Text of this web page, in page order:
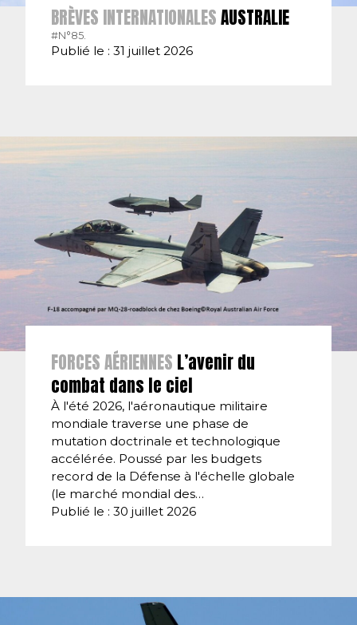
BRÈVES INTERNATIONALESAUSTRALIE
#N°85.
Publié le : 31 juillet 2026
FORCES AÉRIENNES L’avenir du
combat dans le ciel
À l'été 2026, l'aéronautique militaire
mondiale traverse une phase de
mutation doctrinale et technologique
accélérée. Poussé par les budgets
record de la Défense à l'échelle globale
(le marché mondial des…
Publié le : 30 juillet 2026